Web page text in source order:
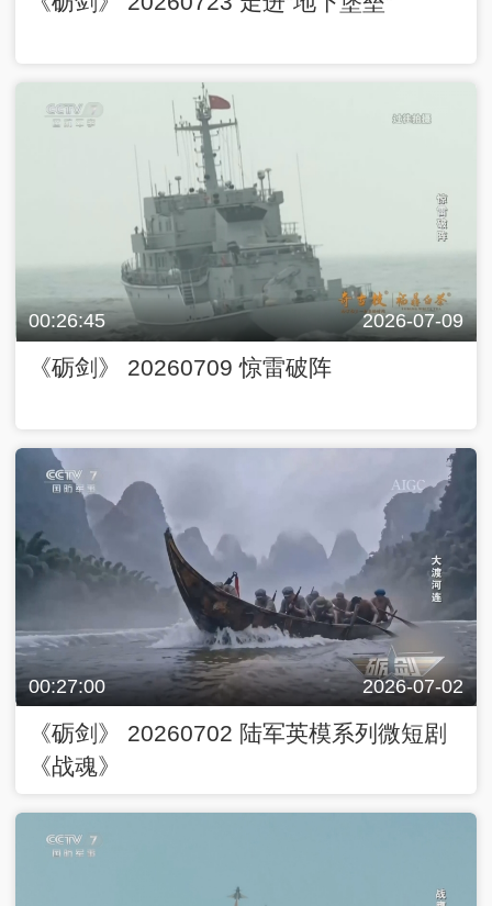
00:26:45 2026-07-09
《砺剑》 20260709 惊雷破阵
00:27:00 2026-07-02
《砺剑》 20260702 陆军英模系列微短剧
《战魂》